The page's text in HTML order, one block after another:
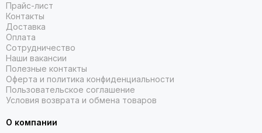
Прайс-лист
Контакты
Доставка
Оплата
Сотрудничество
Наши вакансии
Полезные контакты
Оферта и политика конфиденциальности
Пользовательское соглашение
Условия возврата и обмена товаров
О компании